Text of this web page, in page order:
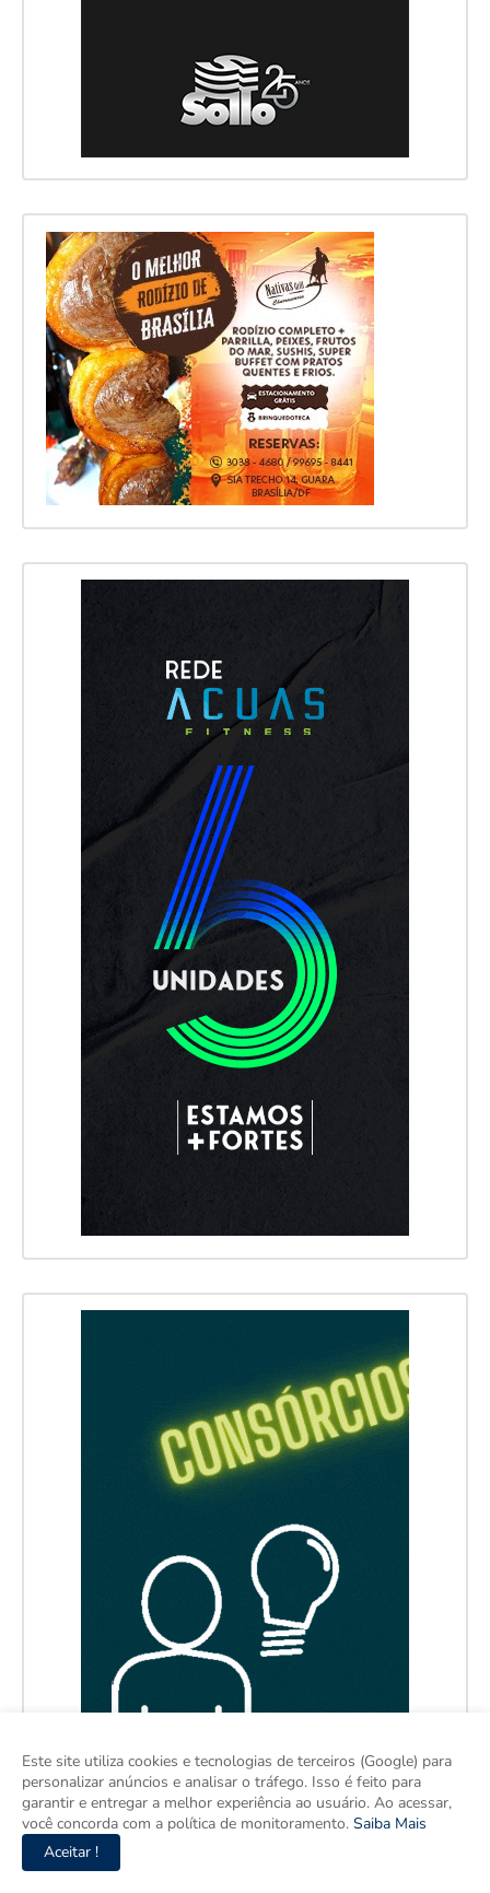
Este site utiliza cookies e tecnologias de terceiros (Google) para
personalizar anúncios e analisar o tráfego. Isso é feito para
garantir e entregar a melhor experiência ao usuário. Ao acessar,
você concorda com a política de monitoramento. Saiba Mais
Aceitar !